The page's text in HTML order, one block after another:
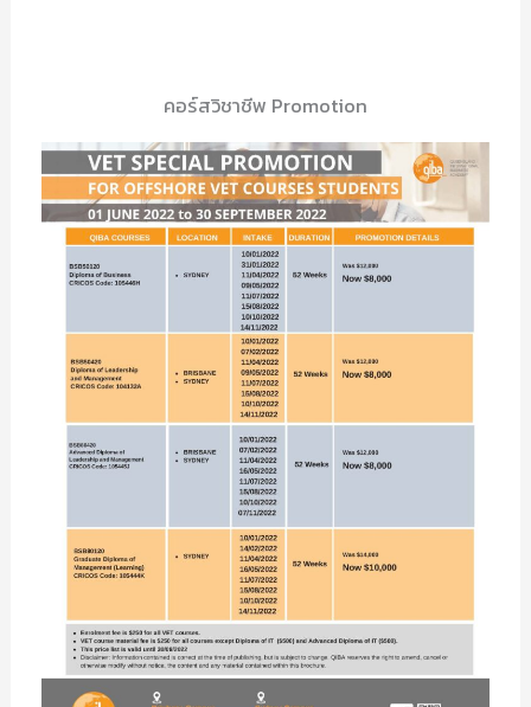
คอร์สวิชาชีพ Promotion